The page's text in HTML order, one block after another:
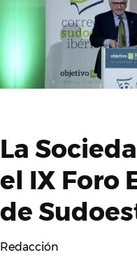
La
el IX Foro
de
Redacción